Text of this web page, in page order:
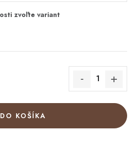
DO KOŠÍKA